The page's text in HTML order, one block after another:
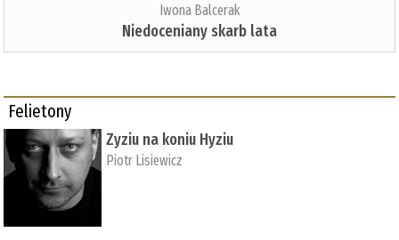
Iwona Balcerak
Niedoceniany skarb lata
Felietony
Zyziu na koniu Hyziu
Piotr Lisiewicz